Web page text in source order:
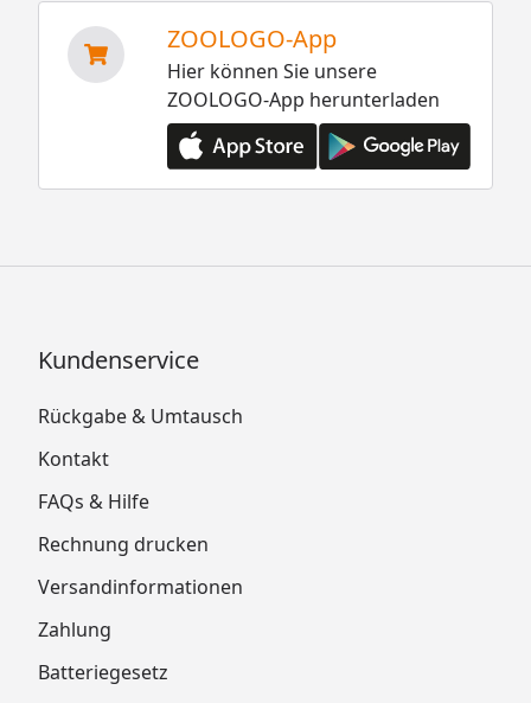
ZOOLOGO-App
Hier können Sie unsere
ZOOLOGO-App herunterladen
Kundenservice
Rückgabe & Umtausch
Kontakt
FAQs & Hilfe
Rechnung drucken
Versandinformationen
Zahlung
Batteriegesetz